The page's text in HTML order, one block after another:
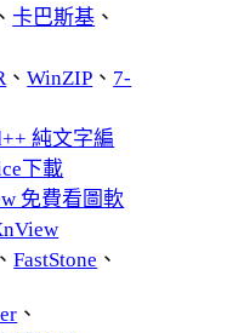
、卡巴斯基 、
、WinZIP 、 7-
純文字編
下載
免費看圖軟
、FastStone 、
、